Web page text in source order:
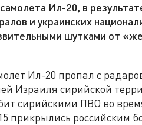
Ил-20, в
и украинских
шутками от
Ил-20 пропал с
Израиля сирийской
сирийскими ПВО во
прикрылись российским